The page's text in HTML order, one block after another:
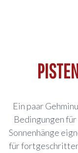
Ein paar
Bedingungen
Sonnenhänge
für